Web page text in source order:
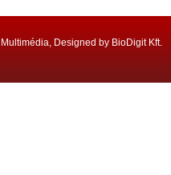
Designed by BioDigit Kft.